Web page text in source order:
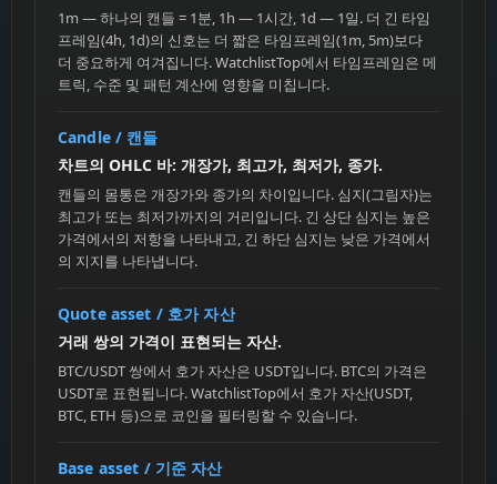
1m — 하나의 캔들 = 1분, 1h — 1시간, 1d — 1일. 더 긴 타임
프레임(4h, 1d)의 신호는 더 짧은 타임프레임(1m, 5m)보다
더 중요하게 여겨집니다. WatchlistTop에서 타임프레임은 메
트릭, 수준 및 패턴 계산에 영향을 미칩니다.
Candle / 캔들
차트의 OHLC 바: 개장가, 최고가, 최저가, 종가.
캔들의 몸통은 개장가와 종가의 차이입니다. 심지(그림자)는
최고가 또는 최저가까지의 거리입니다. 긴 상단 심지는 높은
가격에서의 저항을 나타내고, 긴 하단 심지는 낮은 가격에서
의 지지를 나타냅니다.
Quote asset / 호가 자산
거래 쌍의 가격이 표현되는 자산.
BTC/USDT 쌍에서 호가 자산은 USDT입니다. BTC의 가격은
USDT로 표현됩니다. WatchlistTop에서 호가 자산(USDT,
BTC, ETH 등)으로 코인을 필터링할 수 있습니다.
Base asset / 기준 자산